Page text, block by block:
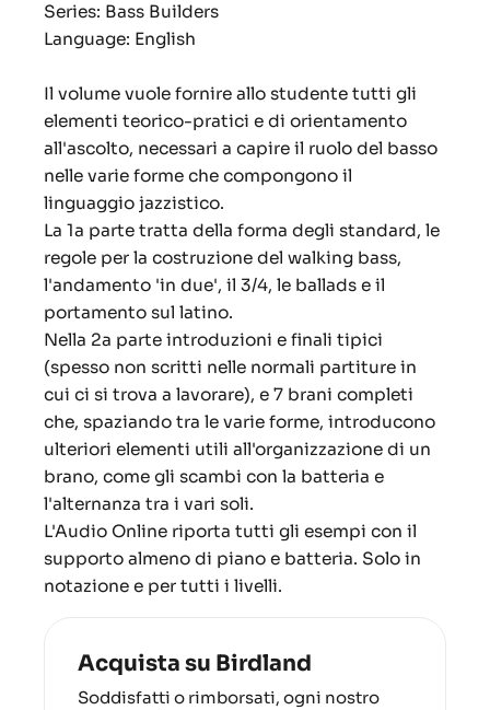
Series: Bass Builders
Language: English
Il volume vuole fornire allo studente tutti gli
elementi teorico-pratici e di orientamento
all'ascolto, necessari a capire il ruolo del basso
nelle varie forme che compongono il
linguaggio jazzistico.
La 1a parte tratta della forma degli standard, le
regole per la costruzione del walking bass,
l'andamento 'in due', il 3/4, le ballads e il
portamento sul latino.
Nella 2a parte introduzioni e finali tipici
(spesso non scritti nelle normali partiture in
cui ci si trova a lavorare), e 7 brani completi
che, spaziando tra le varie forme, introducono
ulteriori elementi utili all'organizzazione di un
brano, come gli scambi con la batteria e
l'alternanza tra i vari soli.
L'Audio Online riporta tutti gli esempi con il
supporto almeno di piano e batteria. Solo in
notazione e per tutti i livelli.
Acquista su Birdland
Soddisfatti o rimborsati, ogni nostro